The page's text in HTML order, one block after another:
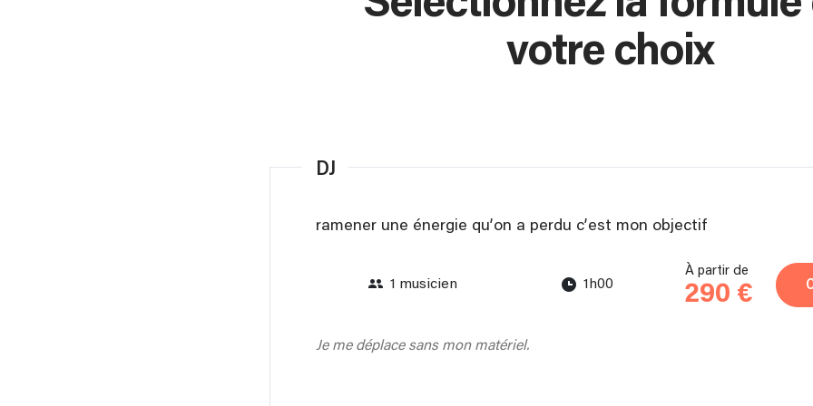
votre choix
DJ
ramener une énergie qu’on a perdu c’est mon objectif
1 musicien 1h00
À partir de
290 €
Je me déplace sans mon matériel.